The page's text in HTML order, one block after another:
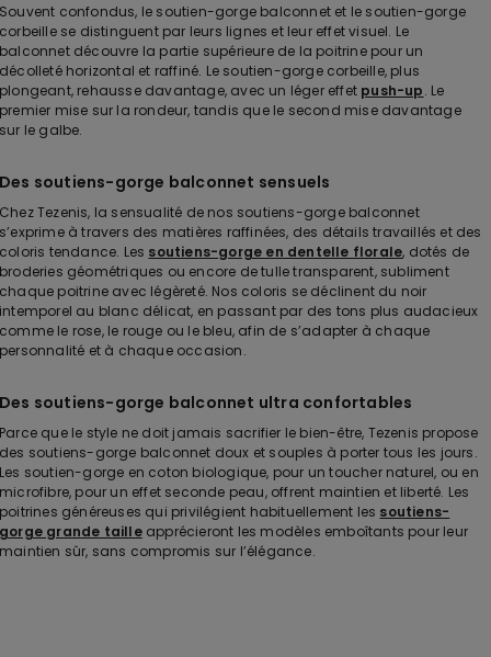
Souvent confondus, le soutien-gorge balconnet et le soutien-gorge
corbeille se distinguent par leurs lignes et leur effet visuel. Le
balconnet découvre la partie supérieure de la poitrine pour un
décolleté horizontal et raffiné. Le soutien-gorge corbeille, plus
plongeant, rehausse davantage, avec un léger effet push-up. Le
premier mise sur la rondeur, tandis que le second mise davantage
sur le galbe.
Des soutiens-gorge balconnet sensuels
Chez Tezenis, la sensualité de nos soutiens-gorge balconnet
s’exprime à travers des matières raffinées, des détails travaillés et des
coloris tendance. Les soutiens-gorge en dentelle florale, dotés de
broderies géométriques ou encore de tulle transparent, subliment
chaque poitrine avec légèreté. Nos coloris se déclinent du noir
intemporel au blanc délicat, en passant par des tons plus audacieux
comme le rose, le rouge ou le bleu, afin de s’adapter à chaque
personnalité et à chaque occasion.
Des soutiens-gorge balconnet ultra confortables
Parce que le style ne doit jamais sacrifier le bien-être, Tezenis propose
des soutiens-gorge balconnet doux et souples à porter tous les jours.
Les soutien-gorge en coton biologique, pour un toucher naturel, ou en
microfibre, pour un effet seconde peau, offrent maintien et liberté. Les
poitrines généreuses qui privilégient habituellement les soutiens-
gorge grande tailleapprécieront les modèles emboîtants pour leur
maintien sûr, sans compromis sur l’élégance.